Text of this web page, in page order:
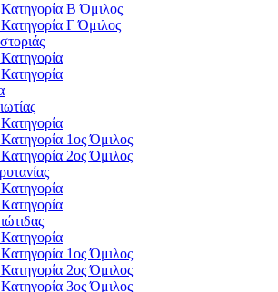
B Όμιλος
Γ Όμιλος
1ος Όμιλος
2ος Όμιλος
1ος Όμιλος
2ος Όμιλος
3ος Όμιλος